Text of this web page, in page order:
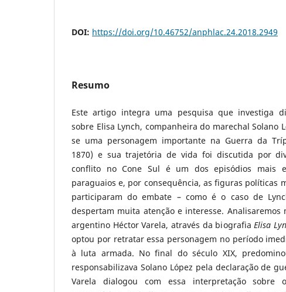
DOI: https://doi.org/10.46752/anphlac.24.2018.2949
Resumo
Este artigo integra uma pesquisa que investiga
sobre Elisa Lynch, companheira do marechal Solano
se uma personagem importante na Guerra da
1870) e sua trajetória de vida foi discutida por
conflito no Cone Sul é um dos episódios mais
paraguaios e, por consequência, as figuras políticas
participaram do embate – como é o caso de
despertam muita atenção e interesse. Analisaremos
argentino Héctor Varela, através da biografiaElisa
optou por retratar essa personagem no período
à luta armada. No final do século XIX,
responsabilizava Solano López pela declaração de
Varela dialogou com essa interpretação sobre